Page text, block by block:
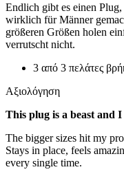
Endlich gibt es einen
wirklich für Männer
größeren Größen holen
verrutscht nicht.
3 από 3 πελάτες
Αξιολόγηση
This plug is a beast and
The bigger sizes hit my
Stays in place, feels
every single time.